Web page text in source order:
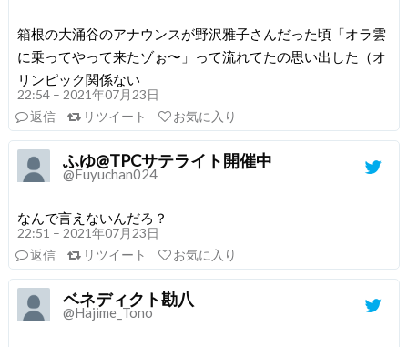
箱根の大涌谷のアナウンスが野沢雅子さんだった頃「オラ雲
に乗ってやって来たゾぉ〜」って流れてたの思い出した（オ
リンピック関係ない
22:54 – 2021年07月23日
返信
リツイート お気に入り
ふゆ@TPCサテライト開催中
@Fuyuchan024
なんで言えないんだろ？
22:51 – 2021年07月23日
返信
リツイート お気に入り
ベネディクト勘八
@Hajime_Tono